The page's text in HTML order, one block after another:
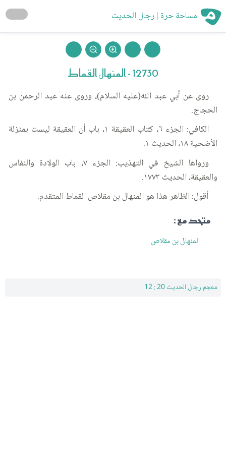
مساحة حرة | رجال الحديث
12730 - المنهال القماط
روى عن أبي عبد الله(عليه السلام)، وروى عنه عبد الرحمن بن
الحجاج.
الكافي: الجزء ٦، كتاب العقيقة ١، باب أن العقيقة ليست بمنزلة
الأضحية ١٨، الحديث ١.
ورواها الشيخ في التهذيب: الجزء ٧، باب الولادة والنفاس
والعقيقة، الحديث ١٧٧٣.
أقول: الظاهر هذا هو المنهال بن مقلاص القماط المتقدم.
متحد مع :
المنهال بن مقلاص
معجم رجال الحديث 20 : 12